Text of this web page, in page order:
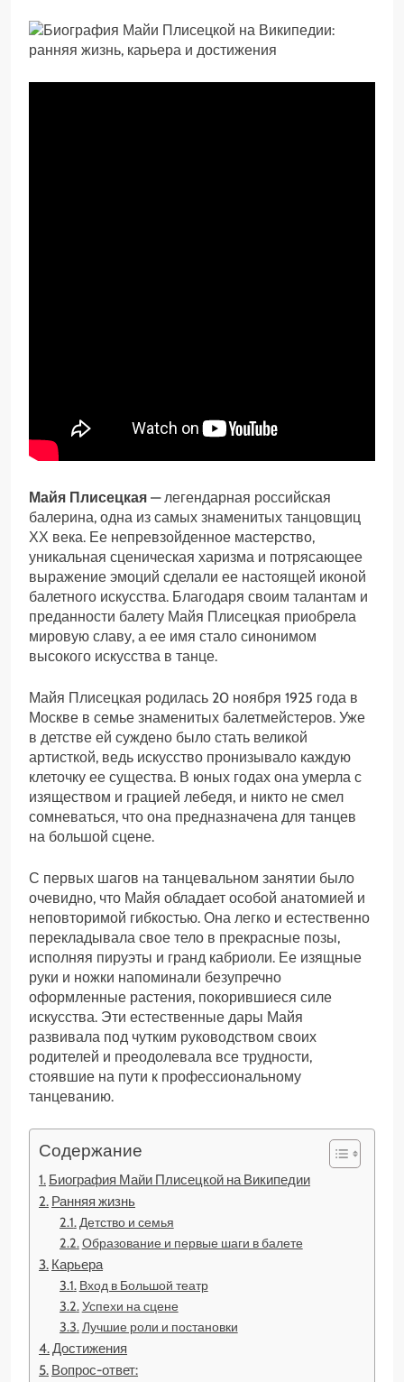
Майя Плисецкая — легендарная российская
балерина, одна из самых знаменитых танцовщиц
ХХ века. Ее непревзойденное мастерство,
уникальная сценическая харизма и потрясающее
выражение эмоций сделали ее настоящей иконой
балетного искусства. Благодаря своим талантам и
преданности балету Майя Плисецкая приобрела
мировую славу, а ее имя стало синонимом
высокого искусства в танце.
Майя Плисецкая родилась 20 ноября 1925 года в
Москве в семье знаменитых балетмейстеров. Уже
в детстве ей суждено было стать великой
артисткой, ведь искусство пронизывало каждую
клеточку ее существа. В юных годах она умерла с
изяществом и грацией лебедя, и никто не смел
сомневаться, что она предназначена для танцев
на большой сцене.
С первых шагов на танцевальном занятии было
очевидно, что Майя обладает особой анатомией и
неповторимой гибкостью. Она легко и естественно
перекладывала свое тело в прекрасные позы,
исполняя пируэты и гранд кабриоли. Ее изящные
руки и ножки напоминали безупречно
оформленные растения, покорившиеся силе
искусства. Эти естественные дары Майя
развивала под чутким руководством своих
родителей и преодолевала все трудности,
стоявшие на пути к профессиональному
танцеванию.
Содержание
Биография Майи Плисецкой на Википедии
Ранняя жизнь
Детство и семья
Образование и первые шаги в балете
Карьера
Вход в Большой театр
Успехи на сцене
Лучшие роли и постановки
Достижения
Вопрос-ответ: